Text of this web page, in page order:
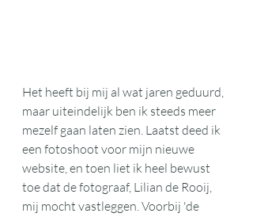
Het heeft bij mij al wat jaren geduurd,
maar uiteindelijk ben ik steeds meer
mezelf gaan laten zien. Laatst deed ik
een fotoshoot voor mijn nieuwe
website, en toen liet ik heel bewust
toe dat de fotograaf, Lilian de Rooij,
mij mocht vastleggen. Voorbij 'de